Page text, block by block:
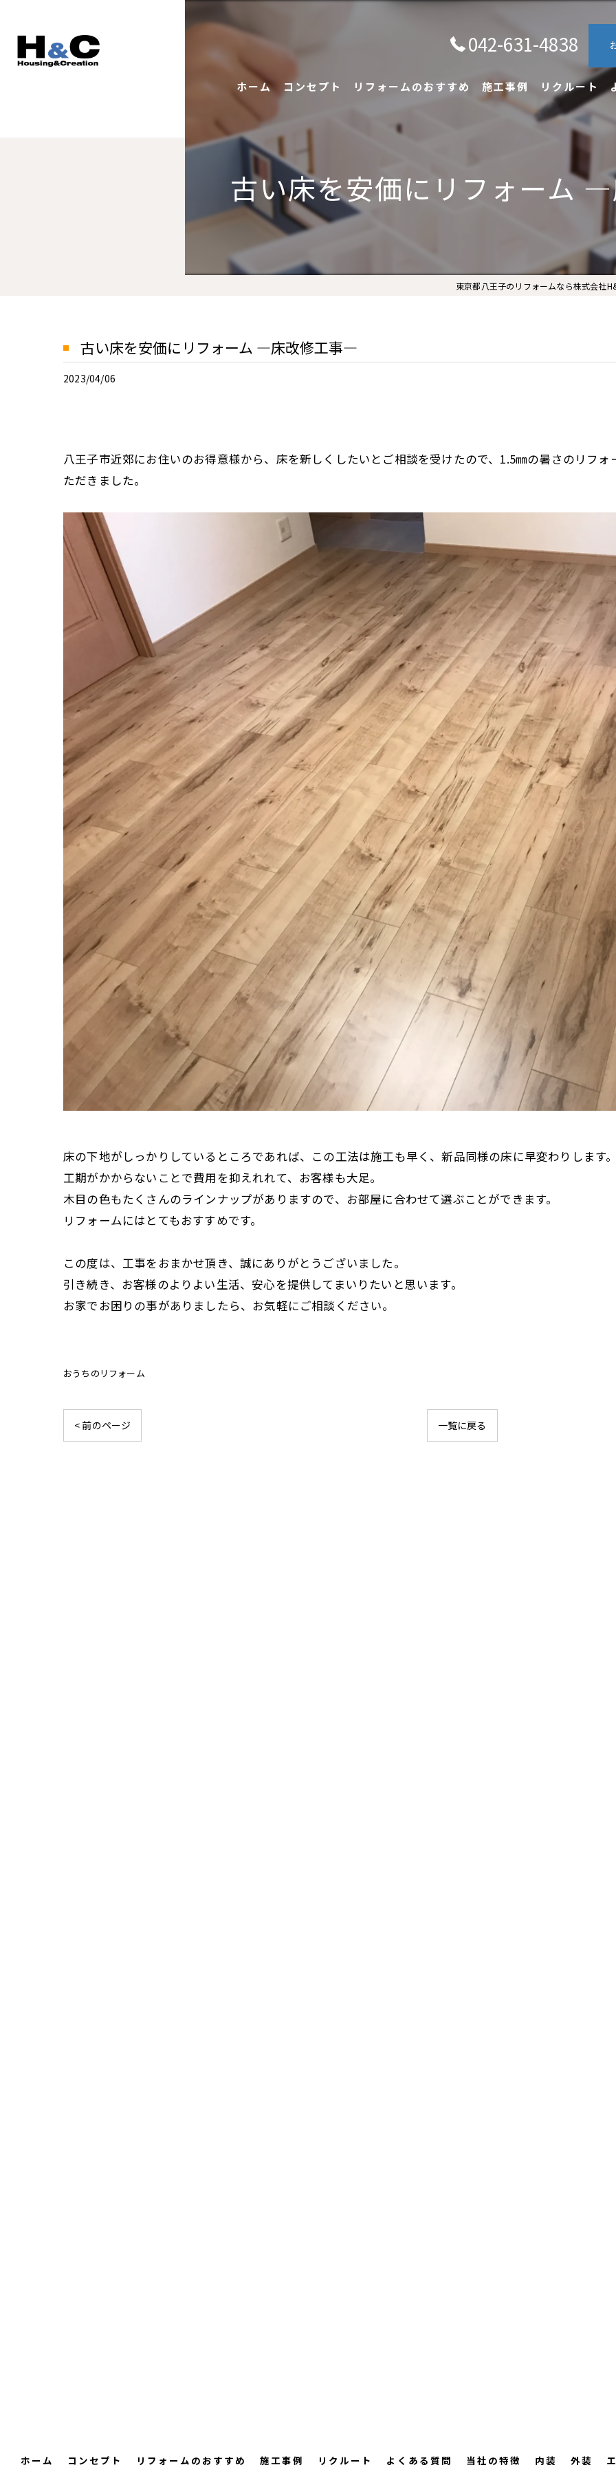
042-631-4838
ホーム コンセプト リフォームのおすすめ 施工事例 リクルート
古い床を安価にリフォーム
東京都八王子のリフォームなら株式会社
古い床を安価にリフォーム ―床改修工事―
2023/04/06
八王子市近郊にお住いのお得意様から、床を新しくしたいとご相談を受けたので、1.5㎜の暑さのリフ
ただきました。
床の下地がしっかりしているところであれば、この工法は施工も早く、新品同様の床に早変わりします
工期がかからないことで費用を抑えれれて、お客様も大足。
木目の色もたくさんのラインナップがありますので、お部屋に合わせて選ぶことができます。
リフォームにはとてもおすすめです。
この度は、工事をおまかせ頂き、誠にありがとうございました。
引き続き、お客様のよりよい生活、安心を提供してまいりたいと思います。
お家でお困りの事がありましたら、お気軽にご相談ください。
おうちのリフォーム
< 前のページ 一覧に戻る
ホーム コンセプト リフォームのおすすめ 施工事例 リクルート よくある質問 当社の特徴 内装 外装